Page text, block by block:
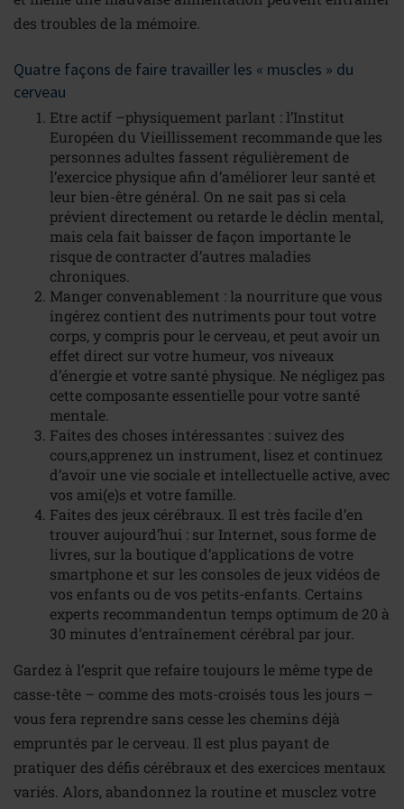
des troubles de la mémoire.
Quatre façons de faire travailler les « muscles » du
cerveau
Etre actif –physiquement parlant : l’Institut
Européen du Vieillissement recommande que les
personnes adultes fassent régulièrement de
l’exercice physique afin d’améliorer leur santé et
leur bien-être général. On ne sait pas si cela
prévient directement ou retarde le déclin mental,
mais cela fait baisser de façon importante le
risque de contracter d’autres maladies
chroniques.
Manger convenablement : la nourriture que vous
ingérez contient des nutriments pour tout votre
corps, y compris pour le cerveau, et peut avoir un
effet direct sur votre humeur, vos niveaux
d’énergie et votre santé physique. Ne négligez pas
cette composante essentielle pour votre santé
mentale.
Faites des choses intéressantes : suivez des
cours,apprenez un instrument, lisez et continuez
d’avoir une vie sociale et intellectuelle active, avec
vos ami(e)s et votre famille.
Faites des jeux cérébraux. Il est très facile d’en
trouver aujourd’hui : sur Internet, sous forme de
livres, sur la boutique d’applications de votre
smartphone et sur les consoles de jeux vidéos de
vos enfants ou de vos petits-enfants. Certains
experts recommandentun temps optimum de 20 à
30 minutes d’entraînement cérébral par jour.
Gardez à l’esprit que refaire toujours le même type de
casse-tête – comme des mots-croisés tous les jours –
vous fera reprendre sans cesse les chemins déjà
empruntés par le cerveau. Il est plus payant de
pratiquer des défis cérébraux et des exercices mentaux
variés. Alors, abandonnez la routine et musclez votre